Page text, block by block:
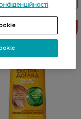
знижки